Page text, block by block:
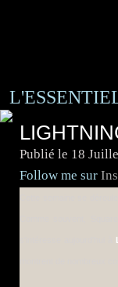
Publié le 18
Follow me sur